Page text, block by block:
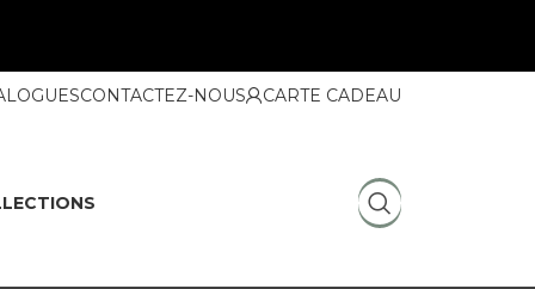
CONTACTEZ-NOUS CARTE CADEAU